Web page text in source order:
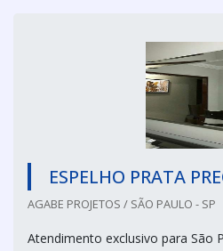
ESPELHO PRATA
AGABE PROJETOS / SÃO PAULO - SP
Atendimento exclusivo para São